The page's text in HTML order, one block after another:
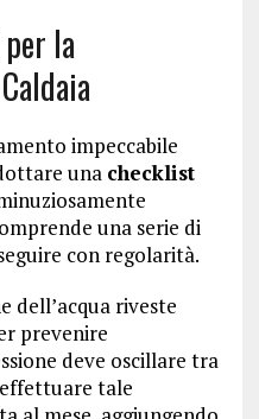
la
impeccabile
una checklist
una serie di
con regolarità.
dell’acqua riveste
prevenire
deve oscillare tra
effettuare tale